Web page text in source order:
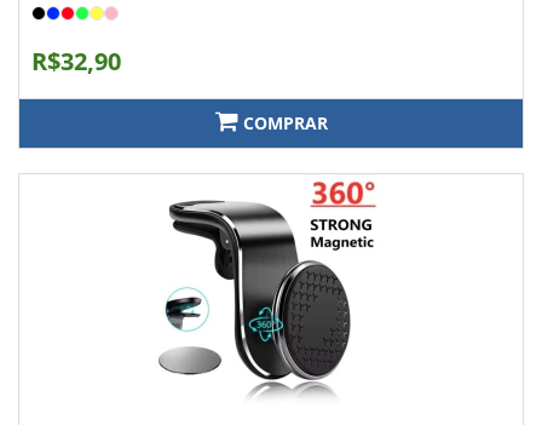
R$32,90
COMPRAR